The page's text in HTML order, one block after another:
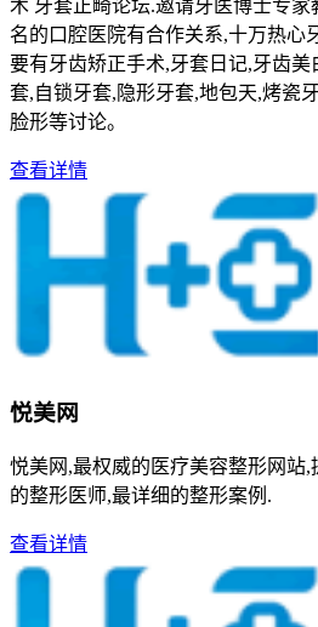
术 牙套正畸论坛.邀请牙医博士专家
名的口腔医院有合作关系,十万热心
要有牙齿矫正手术,牙套日记,牙齿美
套,自锁牙套,隐形牙套,地包天,烤瓷
脸形等讨论。
查看详情
悦美网
悦美网,最权威的医疗美容整形网站
的整形医师,最详细的整形案例.
查看详情